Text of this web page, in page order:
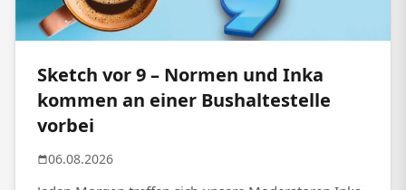
Sketch vor 9 – Normen und Inka
kommen an einer Bushaltestelle
vorbei
06.08.2026